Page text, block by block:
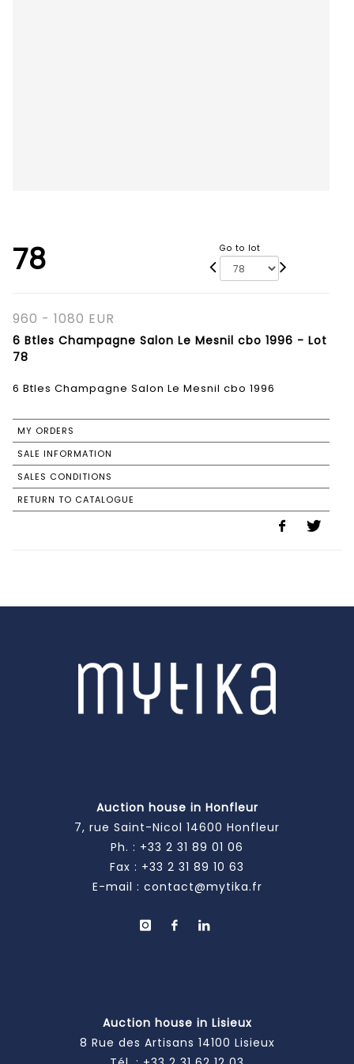
78 Go to lot
960 - 1080 EUR
6 Btles Champagne Salon Le Mesnil cbo 1996 - Lot
78
6 Btles Champagne Salon Le Mesnil cbo 1996
MY ORDERS
SALE INFORMATION
SALES CONDITIONS
RETURN TO CATALOGUE
Auction house in Honfleur
7, rue Saint-Nicol 14600 Honfleur
Ph. : +33 2 31 89 01 06
Fax : +33 2 31 89 10 63
E-mail : contact@mytika.fr
Auction house in Lisieux
8 Rue des Artisans 14100 Lisieux